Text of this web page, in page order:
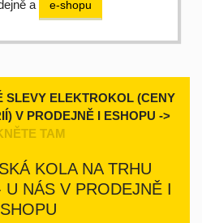
a e-shopu
SLEVY ELEKTROKOL (CENY
V PRODEJNĚ I ESHOPU ->
TAM
KOLA NA TRHU
NÁS V PRODEJNĚ I